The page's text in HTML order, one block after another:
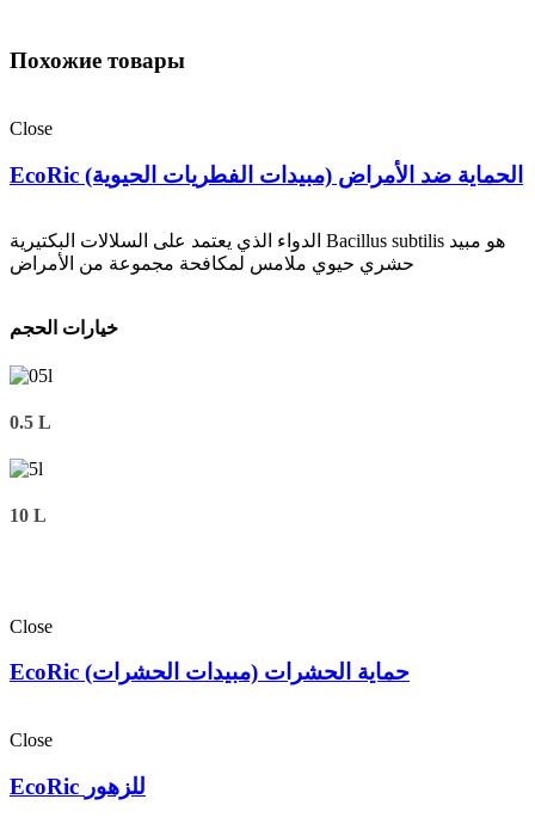
Похожие товары
Close
EcoRic الحماية ضد الأمراض (مبيدات الفطريات الحيوية)
الدواء الذي يعتمد على السلالات البكتيرية Bacillus subtilis هو مبيد
حشري حيوي ملامس لمكافحة مجموعة من الأمراض
خيارات الحجم
0.5 L
10 L
Close
EcoRic حماية الحشرات (مبيدات الحشرات)
Close
EcoRic للزهور